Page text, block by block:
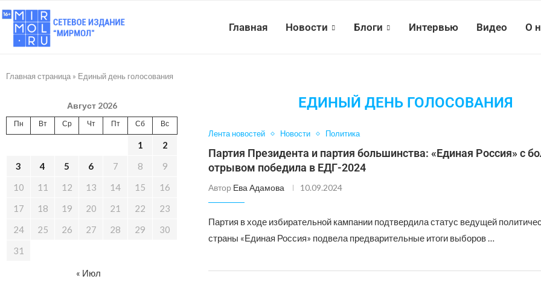
Главная Новости Блоги Интервью Видео О
Главная страница » Единый день голосования
ЕДИНЫЙ ДЕНЬ ГОЛОСОВАНИЯ
Лента новостей Новости Политика
Партия Президента и партия большинства: «Единая Россия» с
отрывом победила в ЕДГ-2024
Автор Ева Адамова 10.09.2024
Партия в ходе избирательной кампании подтвердила статус ведущей
страны «Единая Россия» подвела предварительные итоги выборов …
Август 2026
Пн Вт Ср Чт Пт Сб Вс
1
2
3
4 5 6 7 8
9
10
11 12 13 14 15
16
17
18 19 20 21 22
23
24
25 26 27 28 29
30
31
« Июл